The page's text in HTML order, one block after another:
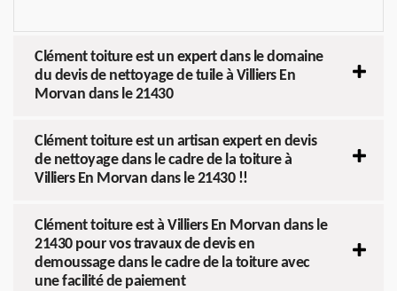
Clément toiture est un expert dans le domaine
du devis de nettoyage de tuile à Villiers En
Morvan dans le 21430
Clément toiture est un artisan expert en devis
de nettoyage dans le cadre de la toiture à
Villiers En Morvan dans le 21430 !!
Clément toiture est à Villiers En Morvan dans le
21430 pour vos travaux de devis en
demoussage dans le cadre de la toiture avec
une facilité de paiement